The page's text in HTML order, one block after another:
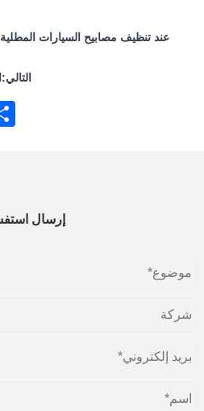
عند تنظيف مصابيح السيارات المطلية
التالي:
إرسال